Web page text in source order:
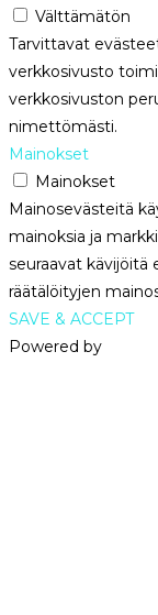
Välttämätön
Tarvittavat
verkkosivusto
verkkosivuston
nimettömästi.
Mainokset
Mainokset
Mainosevästeitä
mainoksia ja
seuraavat kävijöitä
räätälöityjen
SAVE & ACCEPT
Powered by